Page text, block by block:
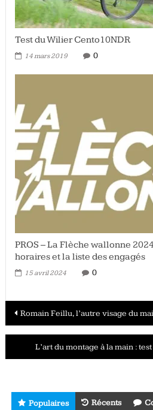
Test du Wilier Cento10NDR
14 mars 2019 0
PROS – La Flèche wallonne
horaires et la liste des engagés
15 avril 2024 0
Navigation
des
articles
Romain Feillu, l’autre visage du
L’art du montage à la main :
Populaires Récents